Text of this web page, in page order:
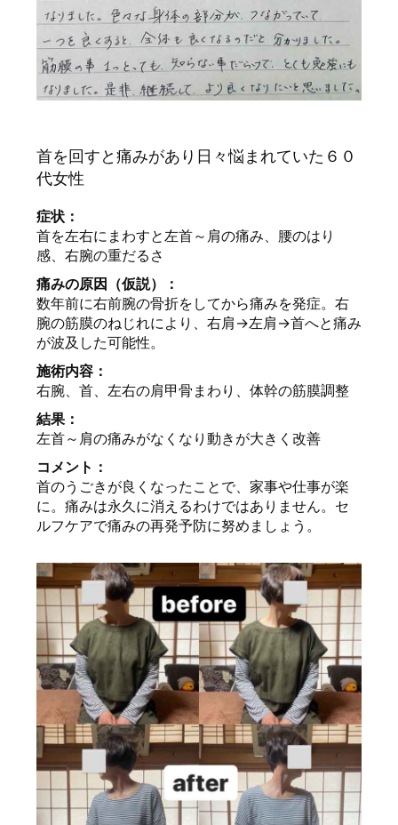
首を回すと痛みがあり日々悩まれていた６０
代女性
症状：
首を左右にまわすと左首～肩の痛み、腰のはり
感、右腕の重だるさ
痛みの原因（仮説）：
数年前に右前腕の骨折をしてから痛みを発症。右
腕の筋膜のねじれにより、右肩→左肩→首へと痛み
が波及した可能性。
施術内容：
右腕、首、左右の肩甲骨まわり、体幹の筋膜調整
結果：
左首～肩の痛みがなくなり動きが大きく改善
コメント：
首のうごきが良くなったことで、家事や仕事が楽
に。痛みは永久に消えるわけではありません。セ
ルフケアで痛みの再発予防に努めましょう。